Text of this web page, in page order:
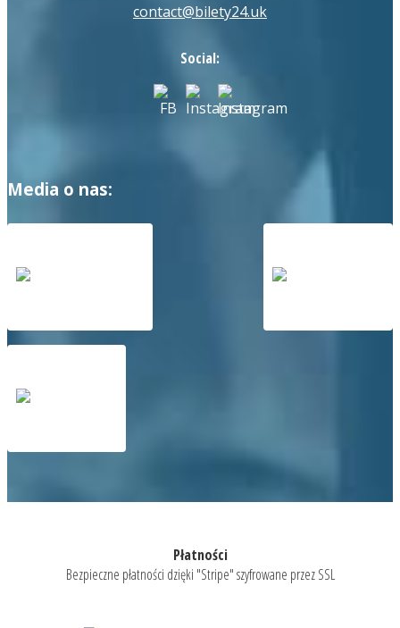
contact@bilety24.uk
Social:
Media o nas:
Płatności
Bezpieczne płatności dzięki "Stripe" szyfrowane przez SSL